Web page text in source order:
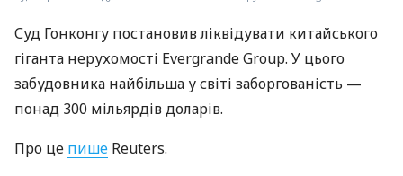
Суд Гонконгу постановив ліквідувати китайського
гіганта нерухомості Evergrande Group. У цього
забудовника найбільша у світі заборгованість —
понад 300 мільярдів доларів.
Про це пише Reuters.